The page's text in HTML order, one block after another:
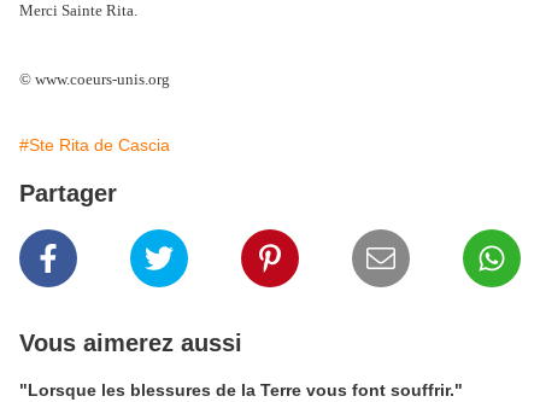
Merci Sainte Rita.
© www.coeurs-unis.org
#Ste Rita de Cascia
Partager
Vous aimerez aussi
"Lorsque les blessures de la Terre vous font souffrir."